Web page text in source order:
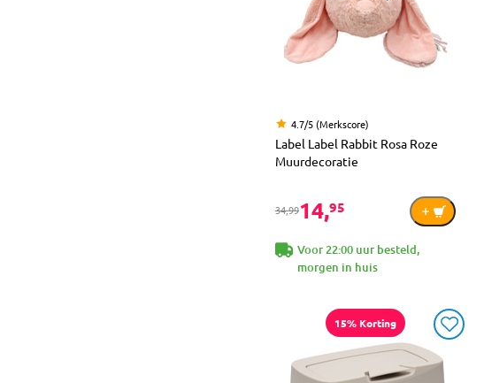
4.7/5 (Merkscore)
Label Label Rabbit Rosa Roze
Muurdecoratie
34,9914,95
Voor 22:00 uur besteld,
morgen in huis
15% Korting